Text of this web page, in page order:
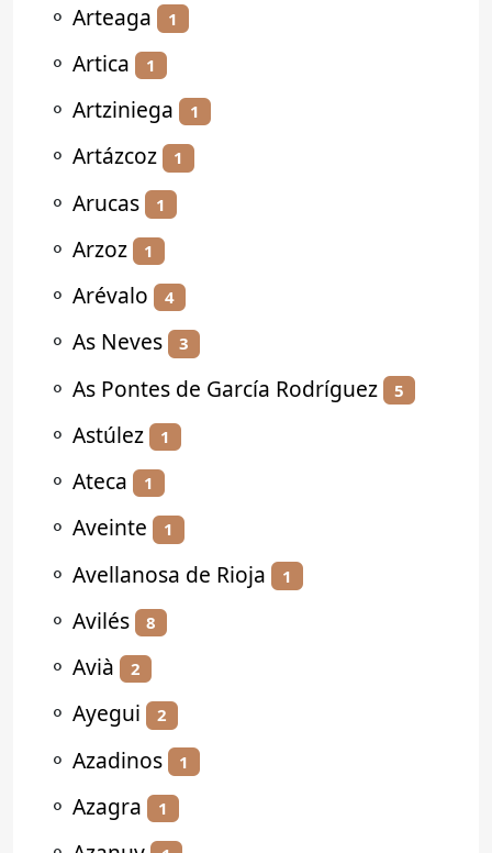
⚬ Arteaga 1
⚬ Artica 1
⚬ Artziniega 1
⚬ Artázcoz 1
⚬ Arucas 1
⚬ Arzoz 1
⚬ Arévalo 4
⚬ As Neves 3
⚬ As Pontes de García Rodríguez 5
⚬ Astúlez 1
⚬ Ateca 1
⚬ Aveinte 1
⚬ Avellanosa de Rioja 1
⚬ Avilés 8
⚬ Avià 2
⚬ Ayegui 2
⚬ Azadinos 1
⚬ Azagra 1